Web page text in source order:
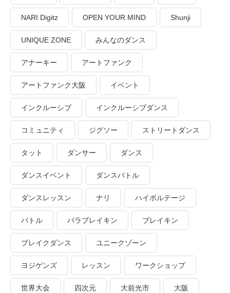
NARI Digitz OPEN YOUR MIND Shunji
UNIQUE ZONE みんなのダンス
アナーキー アートファンク
アートファンク大阪 イベント
インクルーシブ インクルーシブダンス
コミュニティ ジグソー ストリートダンス
タット ダンサー ダンス
ダンスイベント ダンスバトル
ダンスレッスン ナリ ハイボルテージ
バトル パラブレイキン ブレイキン
ブレイクダンス ユニークゾーン
ヨジゲンズ レッスン ワークショップ
世界大会 四次元 大前光市 大阪